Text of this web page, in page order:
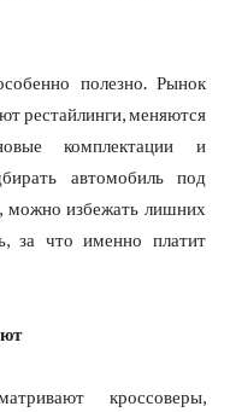
полезно. Рынок
рестайлинги, меняются
комплектации и
автомобиль под
можно избежать лишних
за что именно платит
кроссоверы,